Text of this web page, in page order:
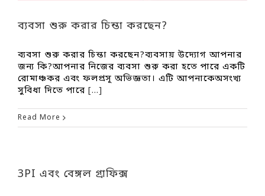
ব্যবসা শুরু করার চিন্তা করছেন?
ব্যবসা শুরু করার চিন্তা করছেন?ব্যবসায় উদ্যোগ আপনার
জন্য কি?আপনার নিজের ব্যবসা শুরু করা হতে পারে একটি
রোমাঞ্চকর এবং ফলপ্রসূ অভিজ্ঞতা। এটি আপনাকেঅসংখ্য
সুবিধা দিতে পারে [...]
Read More
3PI এবং বেঙ্গল গ্রাফিক্স